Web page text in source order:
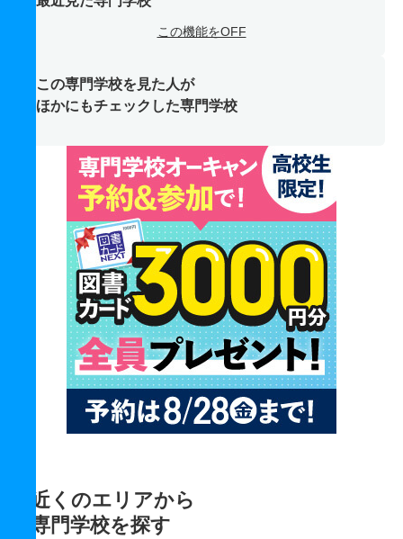
この機能をOFF
この専門学校を見た人が
ほかにもチェックした専門学校
近くのエリアから
専門学校を探す